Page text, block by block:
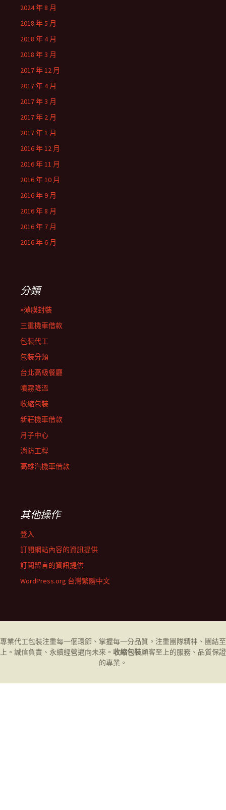
2024 年 8 月
2018 年 5 月
2018 年 4 月
2018 年 3 月
2017 年 12 月
2017 年 4 月
2017 年 3 月
2017 年 2 月
2017 年 1 月
2016 年 12 月
2016 年 11 月
2016 年 10 月
2016 年 9 月
2016 年 8 月
2016 年 7 月
2016 年 6 月
分類
×薄膜封裝
三重機車借款
包裝代工
包裝分類
台北高級餐廳
噴霧降溫
收縮包裝
新莊機車借款
月子中心
消防工程
高雄汽機車借款
其他操作
登入
訂閱網站內容的資訊提供
訂閱留言的資訊提供
WordPress.org 台灣繁體中文
專業代工包裝注重每一個環節、掌握每一分品質。注重團隊精神、團結至
上。誠信負責、永續經營邁向未來。 收縮包裝顧客至上的服務、品質保證
的專業。